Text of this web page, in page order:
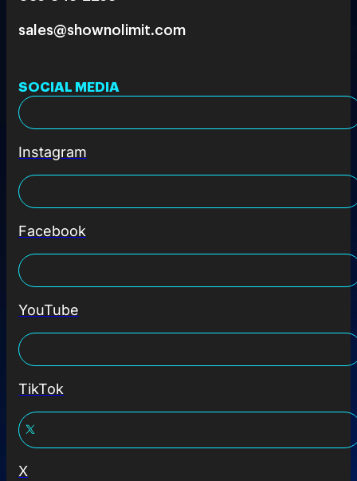
sales@shownolimit.com
SOCIAL MEDIA
Instagram
Facebook
YouTube
TikTok
X